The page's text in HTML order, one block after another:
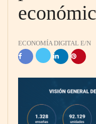
ECONOMÍA DIGITAL E/N